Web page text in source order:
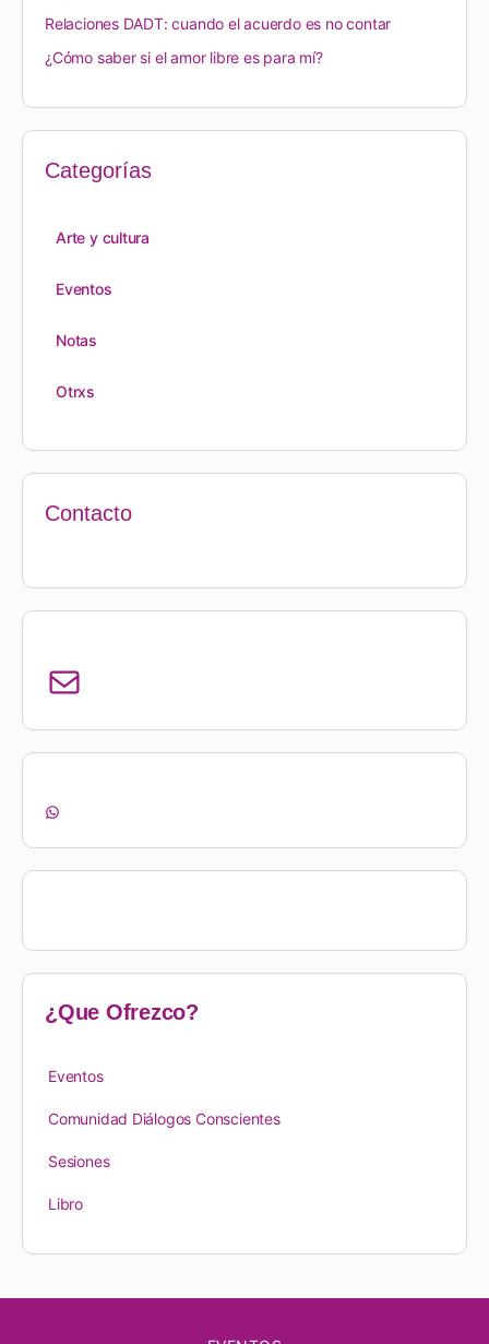
Relaciones DADT: cuando el acuerdo es no contar
¿Cómo saber si el amor libre es para mí?
Categorías
Arte y cultura
Eventos
Notas
Otrxs
Contacto
¿Que Ofrezco?
Eventos
Comunidad Diálogos Conscientes
Sesiones
Libro